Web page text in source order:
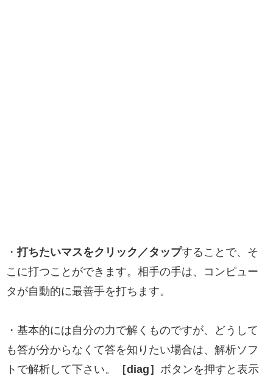
・打ちたいマスをクリック／タップすることで、そ
こに打つことができます。相手の手は、コンピュー
タが自動的に最善手を打ちます。
・基本的には自分の力で解くものですが、どうして
も答が分からなくて答を知りたい場合は、解析ソフ
トで解析して下さい。
［diag］ ボタンを押すと表示